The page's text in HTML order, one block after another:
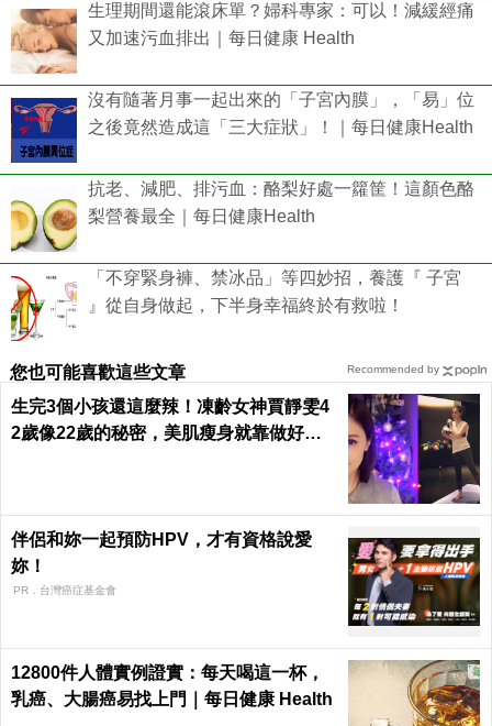
生理期間還能滾床單？婦科專家：可以！減緩經痛
又加速污血排出｜每日健康 Health
沒有隨著月事一起出來的「子宮內膜」，「易」位
之後竟然造成這「三大症狀」！｜每日健康Health
抗老、減肥、排污血：酪梨好處一籮筐！這顏色酪
梨營養最全｜每日健康Health
「不穿緊身褲、禁冰品」等四妙招，養護『 子宮
』從自身做起，下半身幸福終於有救啦！
您也可能喜歡這些文章
生完3個小孩還這麼辣！凍齡女神賈靜雯4
2歲像22歲的秘密，美肌瘦身就靠做好這3
伴侶和妳一起預防HPV，才有資格說愛
妳！
PR．台灣癌症基金會
12800件人體實例證實：每天喝這一杯，
乳癌、大腸癌易找上門｜每日健康 Health
Recommended by